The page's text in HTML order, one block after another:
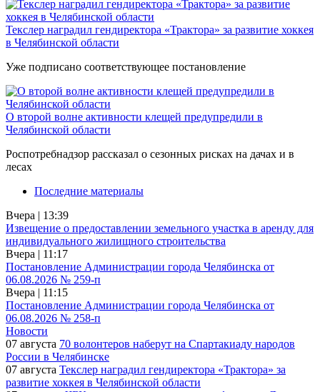
Текслер наградил гендиректора «Трактора» за развитие хоккея
в Челябинской области
Уже подписано соответствующее постановление
О второй волне активности клещей предупредили в
Челябинской области
Роспотребнадзор рассказал о сезонных рисках на дачах и в
лесах
Последние материалы
Вчера | 13:39
Извещение о предоставлении земельного участка в аренду для
индивидуального жилищного строительства
Вчера | 11:17
Постановление Администрации города Челябинска от
06.08.2026 № 259-п
Вчера | 11:15
Постановление Администрации города Челябинска от
06.08.2026 № 258-п
Новости
07 августа 70 волонтеров наберут на Спартакиаду народов
России в Челябинске
07 августа Текслер наградил гендиректора «Трактора» за
развитие хоккея в Челябинской области